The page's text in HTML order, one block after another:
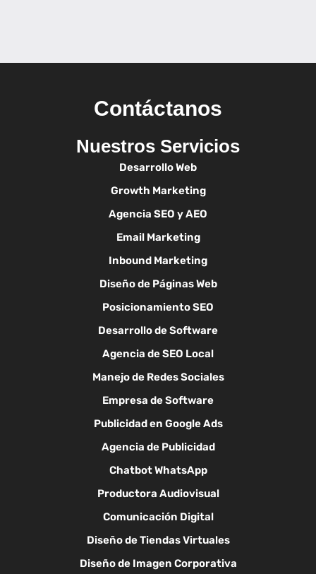
Contáctanos
Nuestros Servicios
Desarrollo Web
Growth Marketing
Agencia SEO y AEO
Email Marketing
Inbound Marketing
Diseño de Páginas Web
Posicionamiento SEO
Desarrollo de Software
Agencia de SEO Local
Manejo de Redes Sociales
Empresa de Software
Publicidad en Google Ads
Agencia de Publicidad
Chatbot WhatsApp
Productora Audiovisual
Comunicación Digital
Diseño de Tiendas Virtuales
Diseño de Imagen Corporativa